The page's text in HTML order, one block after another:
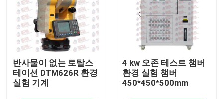
회사 소개
공장 투어
품질 관리
반사물이 없는 토탈스
테이션 DTM626R 환경
실험 기계
4 kw 오존 테스트 챔버
환경 실험 챔버
450*450*500mm